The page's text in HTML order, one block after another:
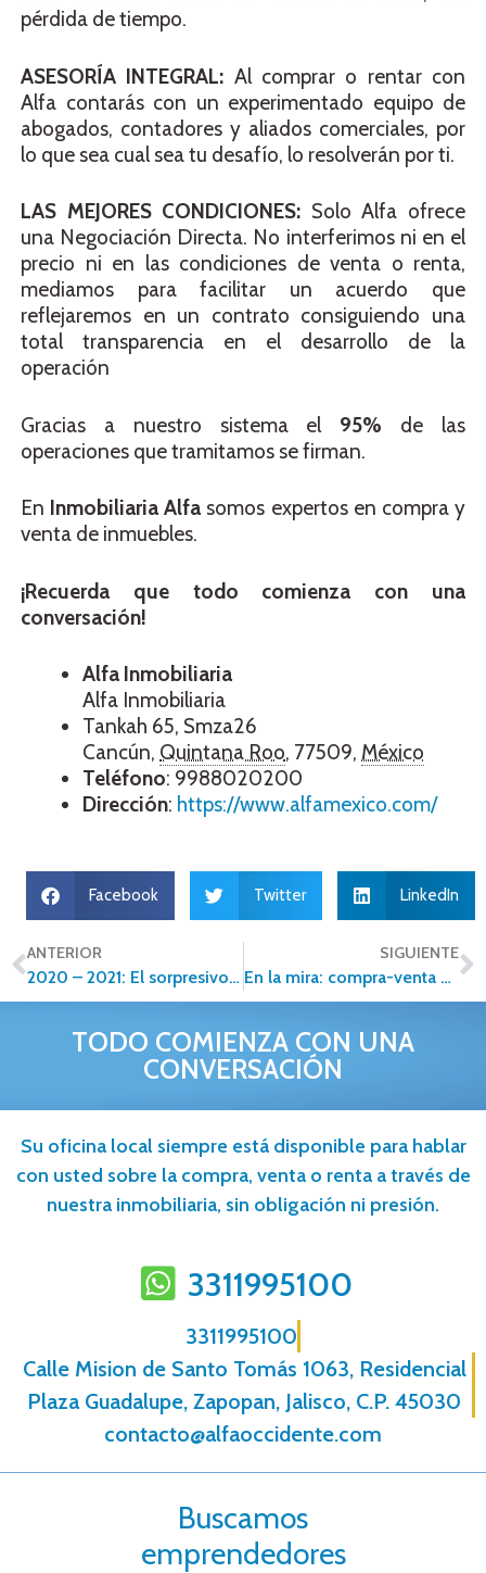
pérdida de tiempo.
ASESORÍA INTEGRAL: Al comprar o rentar con
Alfa contarás con un experimentado equipo de
abogados, contadores y aliados comerciales, por
lo que sea cual sea tu desafío, lo resolverán por ti.
LAS MEJORES CONDICIONES: Solo Alfa ofrece
una Negociación Directa. No interferimos ni en el
precio ni en las condiciones de venta o renta,
mediamos para facilitar un acuerdo que
reflejaremos en un contrato consiguiendo una
total transparencia en el desarrollo de la
operación
Gracias a nuestro sistema el 95% de las
operaciones que tramitamos se firman.
En Inmobiliaria Alfa somos expertos en compra y
venta de inmuebles.
¡Recuerda que todo comienza con una
conversación!
Alfa Inmobiliaria
Alfa Inmobiliaria
Tankah 65, Smza26
Cancún, Quintana Roo, 77509, México
Teléfono: 9988020200
Dirección: https://www.alfamexico.com/
Facebook Twitter LinkedIn
ANTERIOR
2020 – 2021: El sorpresivo giro en el mercado inmobiliario de casas de lujo
SIGUIENTE
En la mira: compra-venta de propiedades con criptomonedas
TODO COMIENZA CON UNA
CONVERSACIÓN
Su oficina local siempre está disponible para hablar
con usted sobre la compra, venta o renta a través de
nuestra inmobiliaria, sin obligación ni presión.
3311995100
3311995100
Calle Mision de Santo Tomás 1063, Residencial
Plaza Guadalupe, Zapopan, Jalisco, C.P. 45030
contacto@alfaoccidente.com
Buscamos
emprendedores